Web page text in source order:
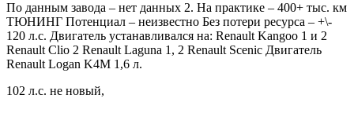
По данным завода – нет данных 2. На практике – 400+ тыс. км
ТЮНИНГ Потенциал – неизвестно Без потери ресурса – +\-
120 л.с. Двигатель устанавливался на: Renault Kangoo 1 и 2
Renault Clio 2 Renault Laguna 1, 2 Renault Scenic Двигатель
Renault Logan K4M 1,6 л.
102 л.с. не новый,